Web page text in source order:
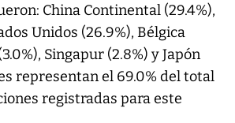
China Continental (29.4%),
Unidos (26.9%), Bélgica
Singapur (2.8%) y Japón
representan el 69.0% del total
registradas para este